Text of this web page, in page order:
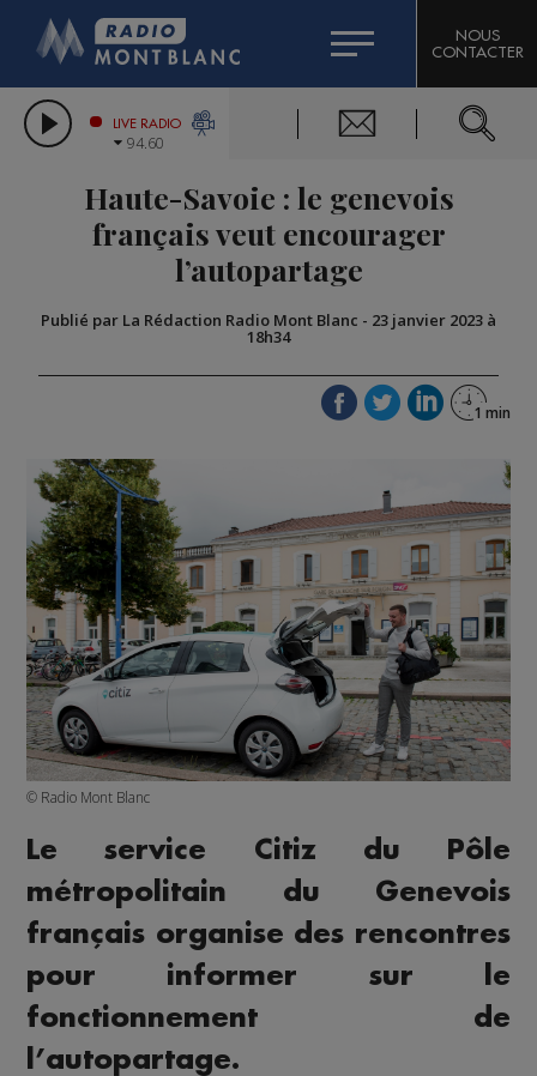
LES CHRONIQUES DE L'EXPERT
CITIZEN MACHINERY
GRAND MASSIF DOMAINES SKIABLES
BIGARD
COMPAGNIE DU MONT-BLANC
NOUS
CONTACTER
LIVE RADIO
94.60
Haute-Savoie : le genevois
français veut encourager
l’autopartage
Publié par La Rédaction Radio Mont Blanc - 23 janvier 2023 à
18h34
© Radio Mont Blanc
Le service Citiz du Pôle
métropolitain du Genevois
français organise des rencontres
pour informer sur le
fonctionnement de
l’autopartage.